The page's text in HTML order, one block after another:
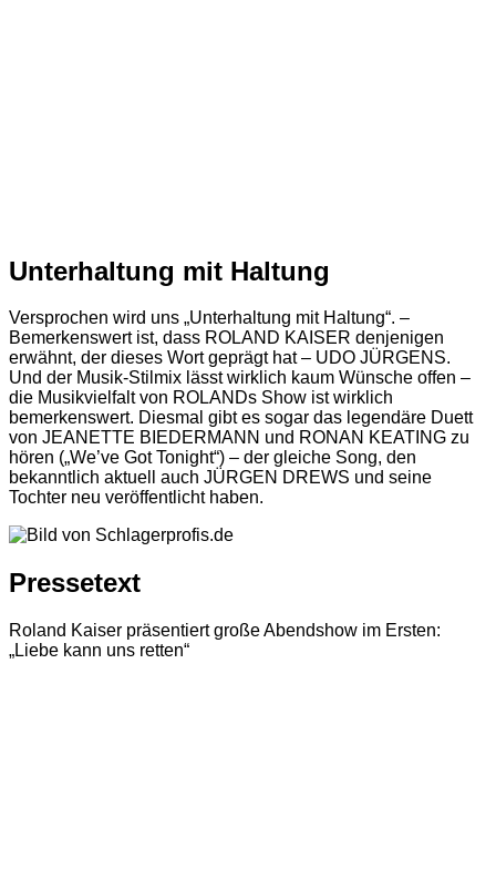
Unterhaltung mit Haltung
Versprochen wird uns „Unterhaltung mit Haltung“. –
Bemerkenswert ist, dass ROLAND KAISER denjenigen
erwähnt, der dieses Wort geprägt hat – UDO JÜRGENS.
Und der Musik-Stilmix lässt wirklich kaum Wünsche offen –
die Musikvielfalt von ROLANDs Show ist wirklich
bemerkenswert. Diesmal gibt es sogar das legendäre Duett
von JEANETTE BIEDERMANN und RONAN KEATING zu
hören („We’ve Got Tonight“) – der gleiche Song, den
bekanntlich aktuell auch JÜRGEN DREWS und seine
Tochter neu veröffentlicht haben.
Pressetext
Roland Kaiser präsentiert große Abendshow im Ersten:
„Liebe kann uns retten“